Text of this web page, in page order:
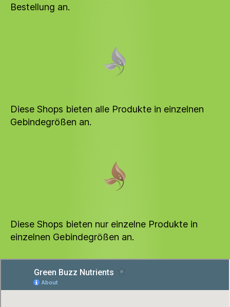
Bestellung an.
Diese Shops bieten alle Produkte in einzelnen
Gebindegrößen an.
Diese Shops bieten nur einzelne Produkte in
einzelnen Gebindegrößen an.